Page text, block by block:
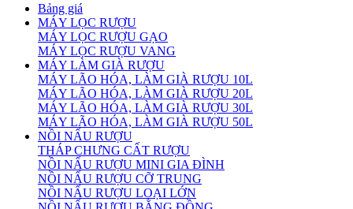
Bảng giá
MÁY LỌC RƯỢU
MÁY LỌC RƯỢU GẠO
MÁY LỌC RƯỢU VANG
MÁY LÀM GIÀ RƯỢU
MÁY LÃO HÓA, LÀM GIÀ RƯỢU 10L
MÁY LÃO HÓA, LÀM GIÀ RƯỢU 20L
MÁY LÃO HÓA, LÀM GIÀ RƯỢU 30L
MÁY LÃO HÓA, LÀM GIÀ RƯỢU 50L
NỒI NẤU RƯỢU
THÁP CHƯNG CẤT RƯỢU
NỒI NẤU RƯỢU MINI GIA ĐÌNH
NỒI NẤU RƯỢU CỠ TRUNG
NỒI NẤU RƯỢU LOẠI LỚN